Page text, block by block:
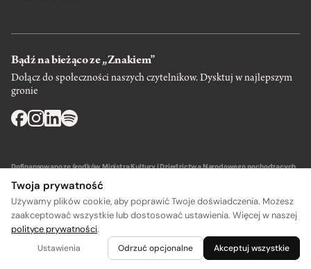
Bądź na bieżąco ze „Znakiem”
Dołącz do społeczności naszych czytelnikow. Dysktuj w najlepszym
gronie
Dofinansowano ze środków Ministra Kultury i Dziedzictwa Narodowego pochodzących
Wydawca: SIW Znak w Krakowie
Twoja prywatność
Używamy plików cookie, aby poprawić Twoje doświadczenia. Możesz
zaakceptować wszystkie lub dostosować ustawienia. Więcej w naszej
polityce prywatności.
Ustawienia Odrzuć opcjonalne Akceptuj wszystkie